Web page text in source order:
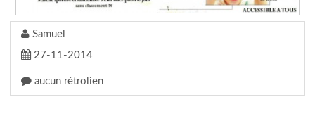
Samuel
27-11-2014
aucun rétrolien